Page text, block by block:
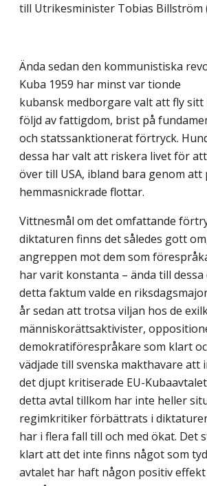
till Utrikesminister Tobias Billström
Ända sedan den kommunistiska
Kuba 1959 har minst var tionde
kubansk medborgare valt att fly sitt
följd av fattigdom, brist på
och statssanktionerat förtryck.
dessa har valt att riskera livet för
över till USA, ibland bara genom att
hemmasnickrade flottar.
Vittnesmål om det omfattande
diktaturen finns det således gott
angreppen mot dem som
har varit konstanta – ända till
detta faktum valde en
år sedan att trotsa viljan hos de
människorättsaktivister,
demokratiförespråkare som klart
vädjade till svenska makthavare att
det djupt kritiserade EU-Kubaavtalet
detta avtal tillkom har inte heller
regimkritiker förbättrats i
har i flera fall till och med ökat. Det
klart att det inte finns något som
avtalet har haft någon positiv